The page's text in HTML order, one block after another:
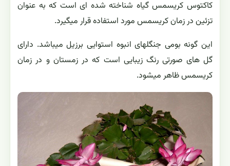
کاکتوس کریسمس گیاه شناخته شده ای است که به عنوان
تزئین در زمان کریسمس مورد استفاده قرار میگیرد.
این گونه بومی جنگلهای انبوه استوایی برزیل میباشد. دارای
گل های صورتی رنگ زیبایی است که در زمستان و در زمان
کریسمس ظاهر میشود.